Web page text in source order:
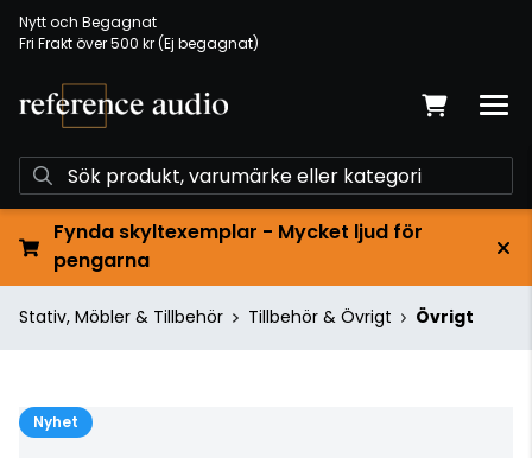
Nytt och Begagnat
Fri Frakt över 500 kr (Ej begagnat)
Fynda skyltexemplar - Mycket ljud för
pengarna
Stativ, Möbler & Tillbehör Tillbehör & Övrigt Övrigt
Nyhet